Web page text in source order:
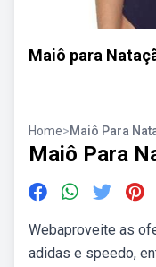
Maiô para
Home>Maiô Para
Maiô Para
Webaproveite as
adidas e speedo,